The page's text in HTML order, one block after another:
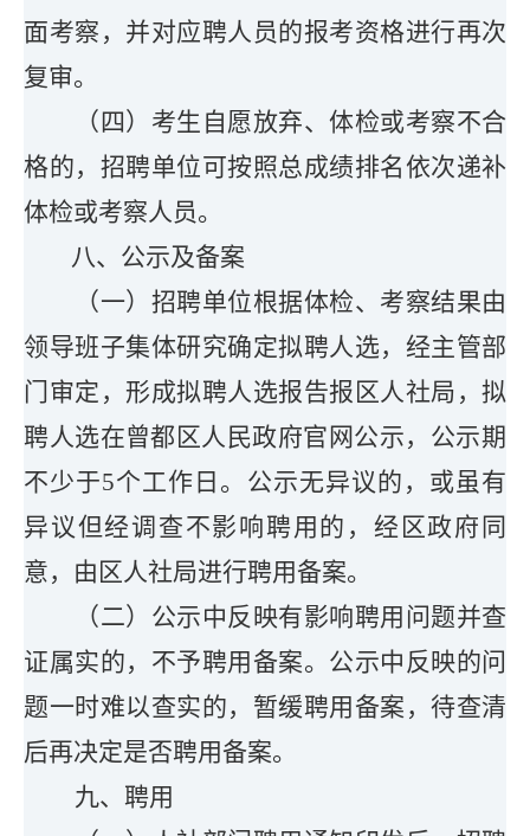
面考察，并对应聘人员的报考资格进行再次
复审。
（四）考生自愿放弃、体检或考察不合
格的，招聘单位可按照总成绩排名依次递补
体检或考察人员。
八、公示及备案
（一）招聘单位根据体检、考察结果由
领导班子集体研究确定拟聘人选，经主管部
门审定，形成拟聘人选报告报区人社局，拟
聘人选在曾都区人民政府官网公示，公示期
不少于5个工作日。公示无异议的，或虽有
异议但经调查不影响聘用的，经区政府同
意，由区人社局进行聘用备案。
（二）公示中反映有影响聘用问题并查
证属实的，不予聘用备案。公示中反映的问
题一时难以查实的，暂缓聘用备案，待查清
后再决定是否聘用备案。
九、聘用